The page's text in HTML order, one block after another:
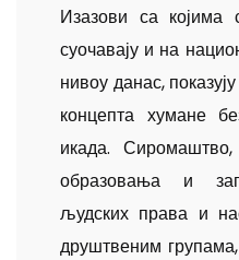
Изазови са
суочавају и на
нивоу данас,
концепта хумане
икада. Сиромаштво,
образовања и
људских права и
друштвеним